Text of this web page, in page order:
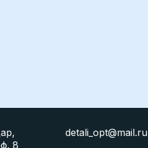
8
detali_opt@mail.ru